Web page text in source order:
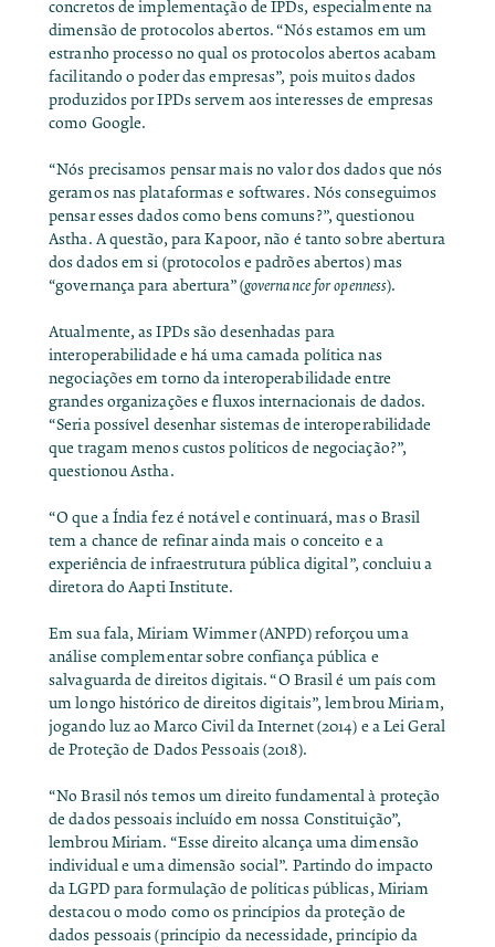
concretos de implementação de IPDs, especialmente na
dimensão de protocolos abertos. “Nós estamos em um
estranho processo no qual os protocolos abertos acabam
facilitando o poder das empresas”, pois muitos dados
produzidos por IPDs servem aos interesses de empresas
como Google.
“Nós precisamos pensar mais no valor dos dados que nós
geramos nas plataformas e softwares. Nós conseguimos
pensar esses dados como bens comuns?”, questionou
Astha. A questão, para Kapoor, não é tanto sobre abertura
dos dados em si (protocolos e padrões abertos) mas
“governança para abertura” (governance for openness).
Atualmente, as IPDs são desenhadas para
interoperabilidade e há uma camada política nas
negociações em torno da interoperabilidade entre
grandes organizações e fluxos internacionais de dados.
“Seria possível desenhar sistemas de interoperabilidade
que tragam menos custos políticos de negociação?”,
questionou Astha.
“O que a Índia fez é notável e continuará, mas o Brasil
tem a chance de refinar ainda mais o conceito e a
experiência de infraestrutura pública digital”, concluiu a
diretora do Aapti Institute.
Em sua fala, Miriam Wimmer (ANPD) reforçou uma
análise complementar sobre confiança pública e
salvaguarda de direitos digitais. “O Brasil é um país com
um longo histórico de direitos digitais”, lembrou Miriam,
jogando luz ao Marco Civil da Internet (2014) e a Lei Geral
de Proteção de Dados Pessoais (2018).
“No Brasil nós temos um direito fundamental à proteção
de dados pessoais incluído em nossa Constituição”,
lembrou Miriam. “Esse direito alcança uma dimensão
individual e uma dimensão social”. Partindo do impacto
da LGPD para formulação de políticas públicas, Miriam
destacou o modo como os princípios da proteção de
dados pessoais (princípio da necessidade, princípio da